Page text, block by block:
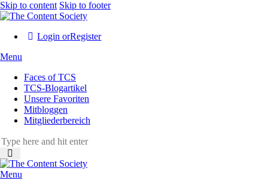
Skip to content Skip to footer
Login orRegister
Menu
Faces of TCS
TCS-Blogartikel
Unsere Favoriten
Mitbloggen
Mitgliederbereich
Menu